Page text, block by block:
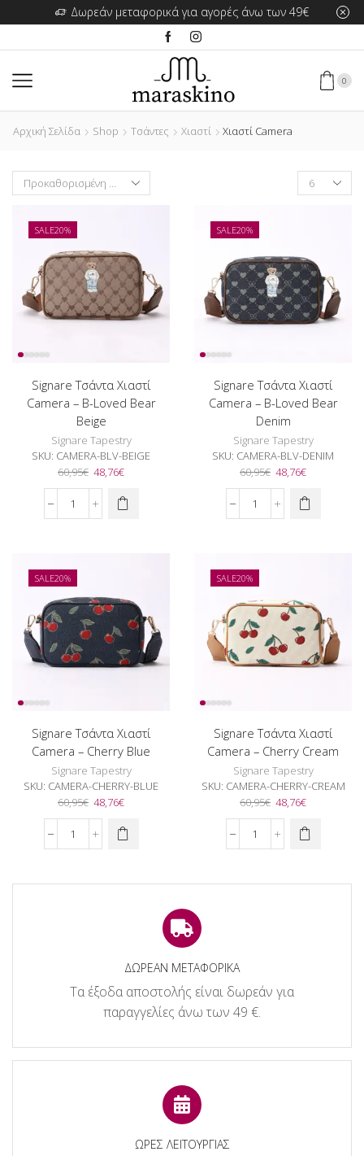
Δωρεάν μεταφορικά για αγορές άνω των 49€
0
Αρχική Σελίδα Shop Τσάντες Χιαστί Χιαστί Camera
Products
per
SALE20%
Signare Τσάντα Χιαστί
Camera – B-Loved Bear
Beige
Signare Tapestry
SKU: CAMERA-BLV-BEIGE
60,95€ Original
price
was:
60,95€.
48,76€Η
τιμή
Signare
-
B-
Loved
Bear
Beige
ποσότητα
SALE20%
Signare Τσάντα Χιαστί
Camera – B-Loved Bear
Denim
Signare Tapestry
SKU: CAMERA-BLV-DENIM
60,95€ Original
price
was:
60,95€.
48,76€Η
τιμή
Signare
-
B-
Loved
Bear
Denim
ποσότητα
SALE20%
Signare Τσάντα Χιαστί
Camera – Cherry Blue
Signare Tapestry
SKU: CAMERA-CHERRY-BLUE
60,95€ Original
price
was:
60,95€.
48,76€Η
τιμή
Signare
Camera
SALE20%
Signare Τσάντα Χιαστί
Camera – Cherry Cream
Signare Tapestry
SKU: CAMERA-CHERRY-CREAM
60,95€ Original
price
was:
60,95€.
48,76€Η
τιμή
Signare
Camera
ΔΩΡΕΑΝ ΜΕΤΑΦΟΡΙΚΑ
Τα έξοδα αποστολής είναι δωρεάν για
παραγγελίες άνω των 49 €.
ΩΡΕΣ ΛΕΙΤΟΥΡΓΙΑΣ